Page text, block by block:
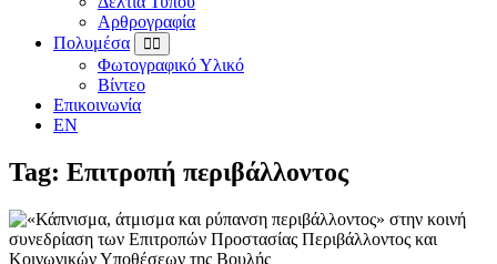
Αρθρογραφία
Πολυμέσα
Φωτογραφικό Υλικό
Βίντεο
Επικοινωνία
EN
Tag: Επιτροπή περιβάλλοντος